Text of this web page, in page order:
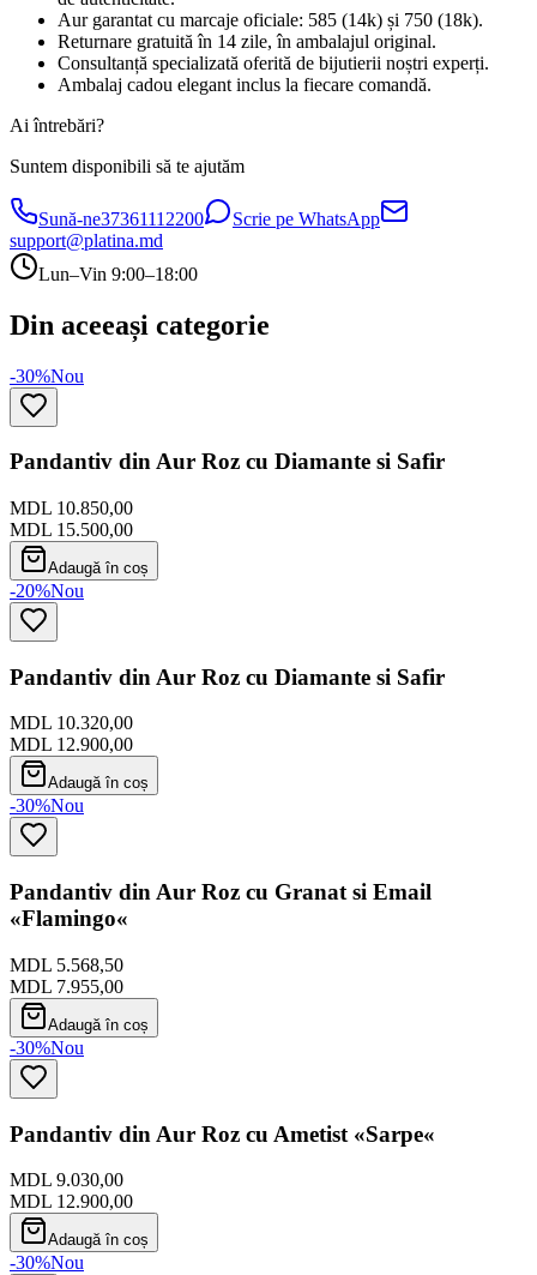
Aur garantat cu marcaje oficiale: 585 (14k) și 750 (18k).
Returnare gratuită în 14 zile, în ambalajul original.
Consultanță specializată oferită de bijutierii noștri experți.
Ambalaj cadou elegant inclus la fiecare comandă.
Ai întrebări?
Suntem disponibili să te ajutăm
Sună-ne37361112200
Scrie pe WhatsApp
support@platina.md
Lun–Vin 9:00–18:00
Din aceeași categorie
-30%Nou
Pandantiv din Aur Roz cu Diamante si Safir
MDL 10.850,00
MDL 15.500,00
Adaugă în coș
-20%Nou
Pandantiv din Aur Roz cu Diamante si Safir
MDL 10.320,00
MDL 12.900,00
Adaugă în coș
-30%Nou
Pandantiv din Aur Roz cu Granat si Email
«Flamingo«
MDL 5.568,50
MDL 7.955,00
Adaugă în coș
-30%Nou
Pandantiv din Aur Roz cu Ametist «Sarpe«
MDL 9.030,00
MDL 12.900,00
Adaugă în coș
-30%Nou